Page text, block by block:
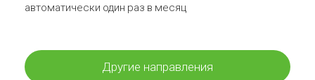
автоматически один раз в месяц
Другие направления